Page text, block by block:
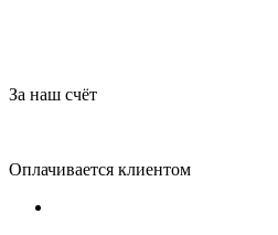
За наш счёт
Оплачивается клиентом